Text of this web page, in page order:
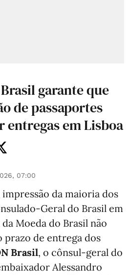
garante que
de passaportes
entregas em Lisboa
07:00
da maioria dos
Geral do Brasil em
da Moeda do Brasil não
prazo de entrega dos
Brasil, o cônsul-geral do
Alessandro